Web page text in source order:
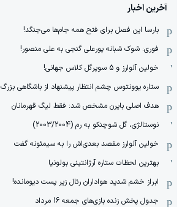
آخرین اخبار
بارسا این فصل برای فتح همه جام‌ها می‌جنگد!
فوری: شوک شبانه پورعلی گنجی به علی منصور!
خولین آلوارز و 5 سوپرگل کلاس جهانی!
ستاره یوونتوس چشم انتظار پیشنهاد از باشگاهی بزرگ
هدف اصلی بایرن مشخص شد: فقط لیگ قهرمانان
نوستالژی، گل شوچنکو به رم (2003/2004)
خولین آلوارز مقصد بعدی‌اش را به سیمئونه گفت
بهترین لحظات ستاره آرژانتینی بولونیا
ابراز خشم شدید هواداران رئال زیر پست دیومانده!
جدول پخش زنده بازی‌های جمعه 16 مرداد